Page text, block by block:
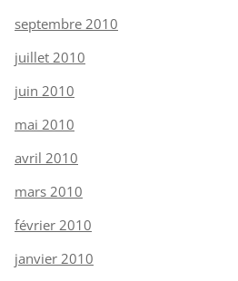
septembre 2010
juillet 2010
juin 2010
mai 2010
avril 2010
mars 2010
février 2010
janvier 2010